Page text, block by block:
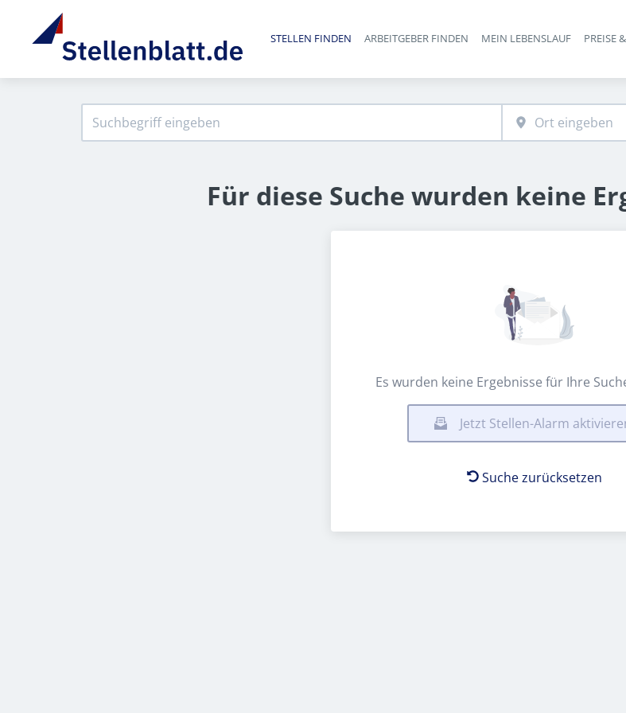
Haupt-
STELLEN FINDEN ARBEITGEBER FINDEN MEIN LEBENSLAUF PREISE
Für diese Suche wurden keine
Es wurden keine Ergebnisse für Ihre
Jetzt Stellen-Alarm
Suche zurücksetzen